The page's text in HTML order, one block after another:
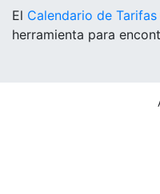
El Calendario de
herramienta para